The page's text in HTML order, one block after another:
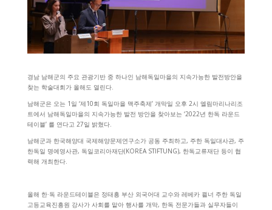
경남 남해군의 주요 관광기반 중 하나인 남해독일마을의 지속가능한 발전방안을
찾는 학술대회가 올해도 열린다.
남해군은 오는 1일 ‘제10회 독일마을 맥주축제’ 개막일 오후 2시 엘림마리나리조
트에서 남해독일마을의 지속가능한 발전 방안을 찾아보는 ‘2022년 한독 라운드
테이블’ 를 연다고 27일 밝혔다.
남해군과 한국해양대 국제해양문제연구소가 공동 주최하고, 주한 독일대사관, 주
한독일 명예영사관, 독일코리아재단(KOREA STIFTUNG), 한독교류재단 등이 협
력해 개최한다.
올해 한·독 라운드테이블은 정태흥 부산 외국어대 교수와 레베카 쾰너 주한 독일
고등교육진흥원 강사가 사회를 맡아 행사를 개막, 한독 전문가들과 실무자들이